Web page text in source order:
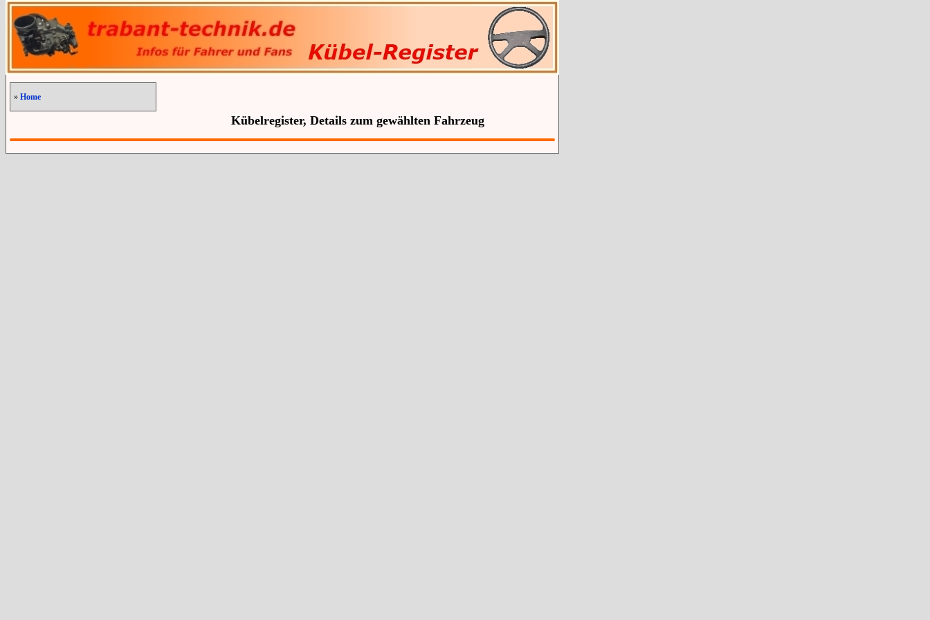
» Home
Kübelregister, Details zum gewählten Fahrzeug